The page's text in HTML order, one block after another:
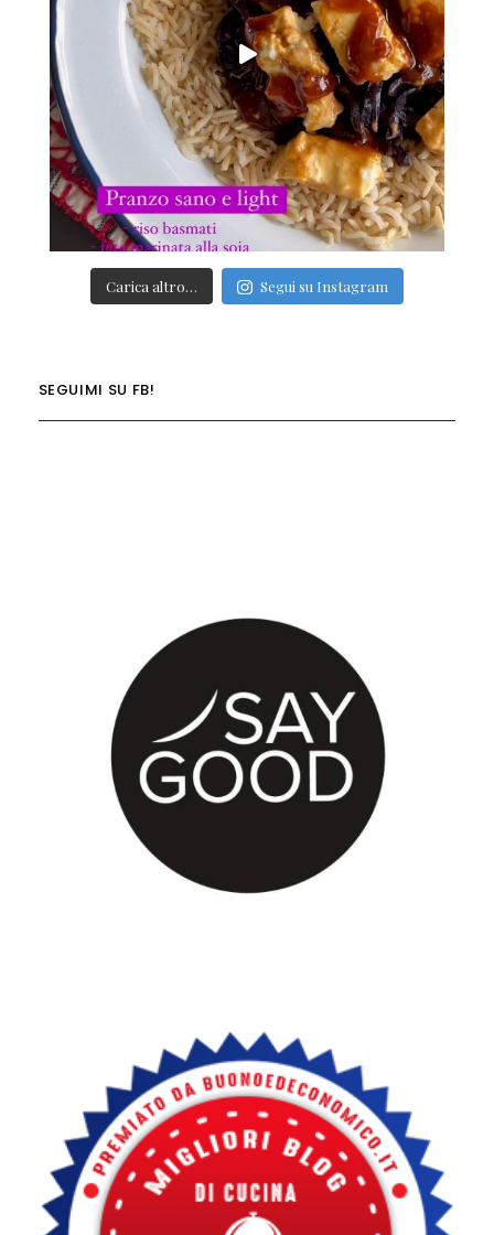
Carica altro… Segui su Instagram
SEGUIMI SU FB!